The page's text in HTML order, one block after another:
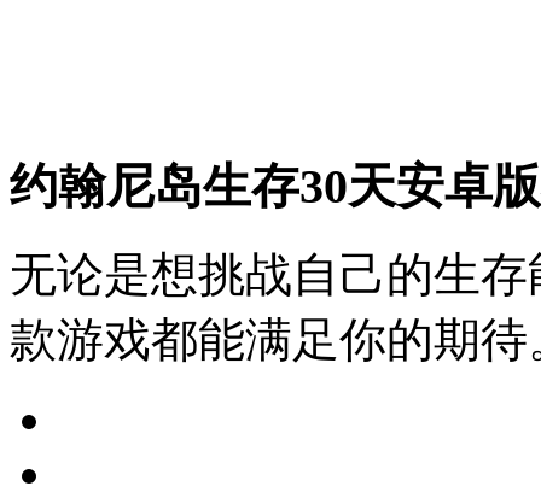
约翰尼岛生存30天安卓
无论是想挑战自己的生
款游戏都能满足你的期待